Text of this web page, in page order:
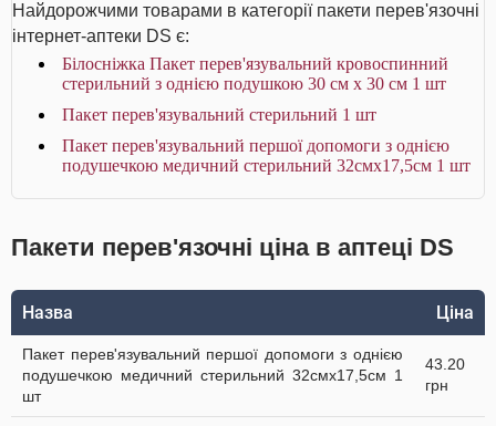
Найдорожчими товарами в категорії пакети перев'язочні
інтернет-аптеки DS є:
Білосніжка Пакет перев'язувальний кровоспинний
стерильний з однією подушкою 30 см х 30 см 1 шт
Пакет перев'язувальний стерильний 1 шт
Пакет перев'язувальний першої допомоги з однією
подушечкою медичний стерильний 32смх17,5см 1 шт
Пакети перев'язочні ціна в аптеці DS
Назва Ціна
Пакет перев'язувальний першої допомоги з однією
подушечкою медичний стерильний 32смх17,5см 1
шт
43.20
грн